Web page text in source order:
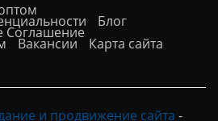
Блог
Соглашение
Вакансии Карта сайта
и продвижение сайта -